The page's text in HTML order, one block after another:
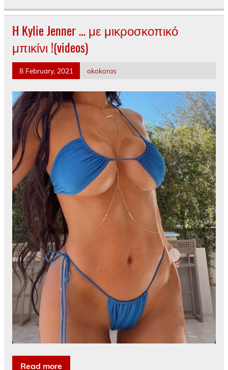
H Kylie Jenner … με μικροσκοπικό
μπικίνι !(videos)
8 February, 2021 okokoras
Read more